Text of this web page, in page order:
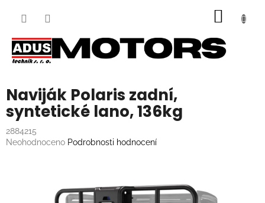
Naviják Polaris zadní,
syntetické lano, 136kg
2884215
Průměrné
Neohodnoceno Podrobnosti hodnocení